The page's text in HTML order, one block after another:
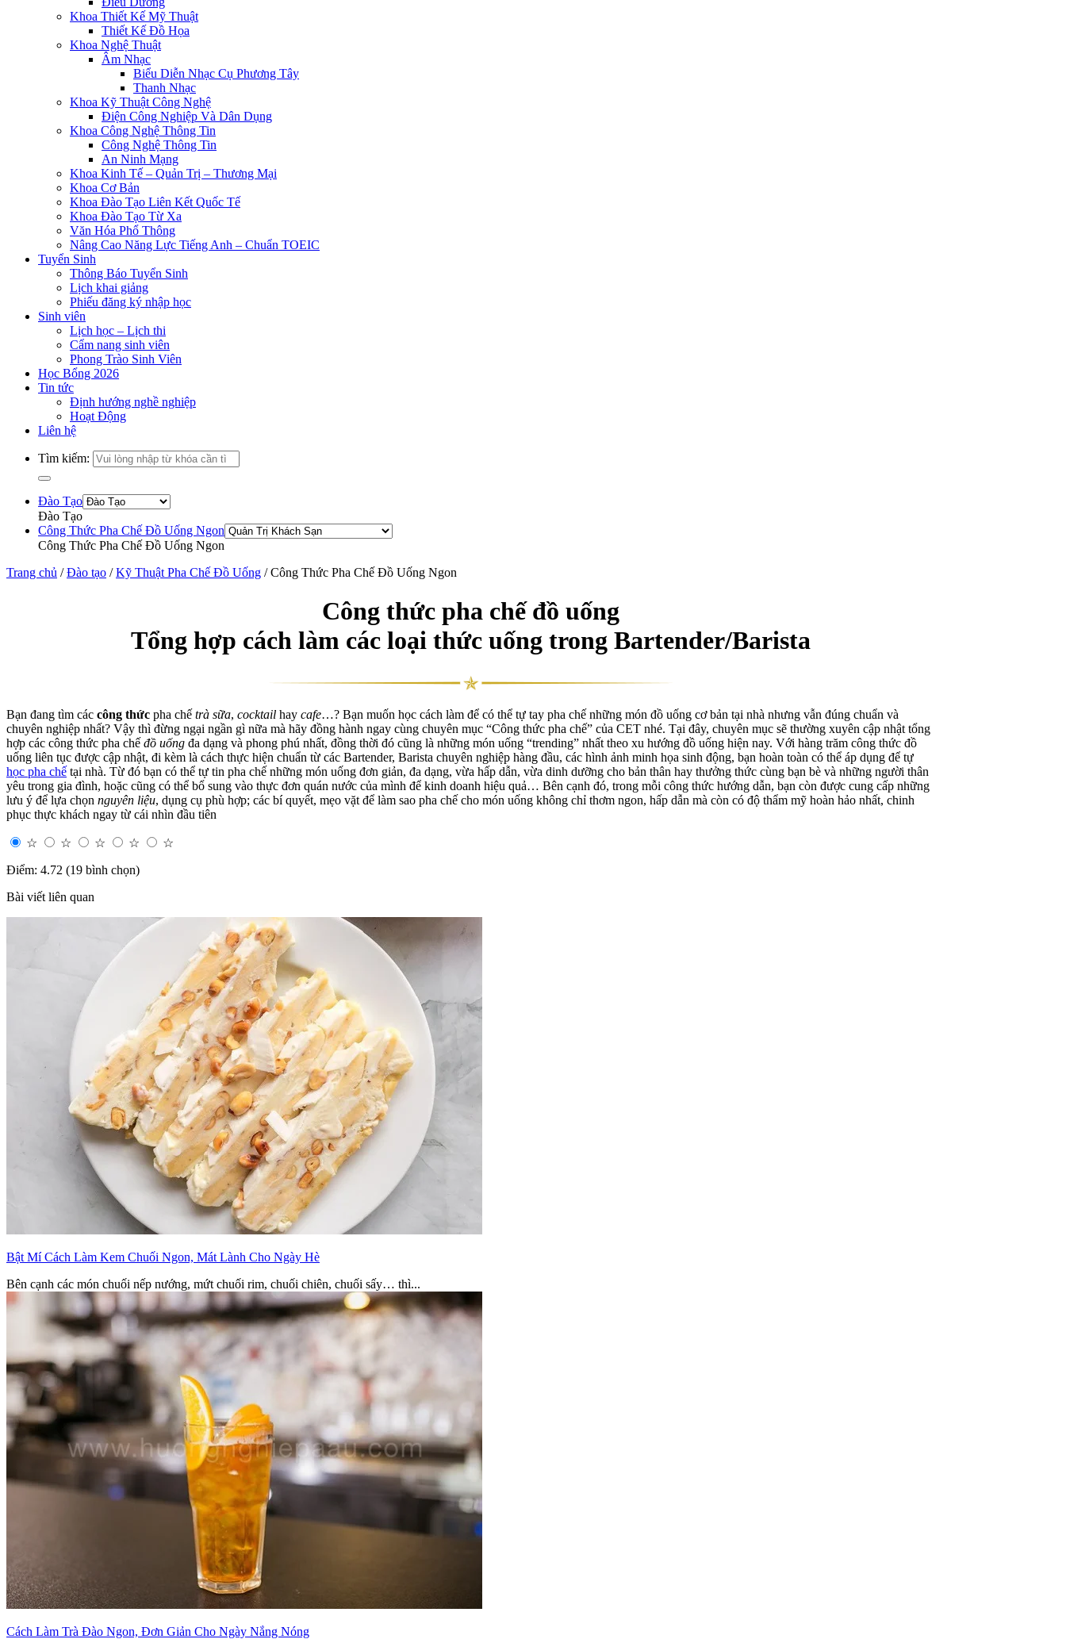
Khoa Thiết Kế Mỹ Thuật
Thiết Kế Đồ Họa
Khoa Nghệ Thuật
Âm Nhạc
Biểu Diễn Nhạc Cụ Phương Tây
Thanh Nhạc
Khoa Kỹ Thuật Công Nghệ
Điện Công Nghiệp Và Dân Dụng
Khoa Công Nghệ Thông Tin
Công Nghệ Thông Tin
An Ninh Mạng
Khoa Kinh Tế – Quản Trị – Thương Mại
Khoa Cơ Bản
Khoa Đào Tạo Liên Kết Quốc Tế
Khoa Đào Tạo Từ Xa
Văn Hóa Phổ Thông
Nâng Cao Năng Lực Tiếng Anh – Chuẩn TOEIC
Tuyển Sinh
Thông Báo Tuyển Sinh
Lịch khai giảng
Phiếu đăng ký nhập học
Sinh viên
Lịch học – Lịch thi
Cẩm nang sinh viên
Phong Trào Sinh Viên
Học Bổng 2026
Tin tức
Định hướng nghề nghiệp
Hoạt Động
Liên hệ
Tìm kiếm:
Đào Tạo
Đào Tạo
Công Thức Pha Chế Đồ Uống Ngon
Công Thức Pha Chế Đồ Uống Ngon
Trang chủ / Đào tạo / Kỹ Thuật Pha Chế Đồ Uống / Công Thức Pha Chế Đồ Uống Ngon
Công thức pha chế đồ uống
Tổng hợp cách làm các loại thức uống trong Bartender/Barista
Bạn đang tìm các công thức pha chế trà sữa, cocktail hay cafe…? Bạn muốn học cách làm để có thể tự tay pha chế những món đồ uống cơ bản tại nhà nhưng vẫn đúng chuẩn và
chuyên nghiệp nhất? Vậy thì đừng ngại ngần gì nữa mà hãy đồng hành ngay cùng chuyên mục “Công thức pha chế” của CET nhé. Tại đây, chuyên mục sẽ thường xuyên cập nhật tổng
hợp các công thức pha chế đồ uống đa dạng và phong phú nhất, đồng thời đó cũng là những món uống “trending” nhất theo xu hướng đồ uống hiện nay. Với hàng trăm công thức đồ
uống liên tục được cập nhật, đi kèm là cách thực hiện chuẩn từ các Bartender, Barista chuyên nghiệp hàng đầu, các hình ảnh minh họa sinh động, bạn hoàn toàn có thể áp dụng để tự
học pha chế tại nhà. Từ đó bạn có thể tự tin pha chế những món uống đơn giản, đa dạng, vừa hấp dẫn, vừa dinh dưỡng cho bản thân hay thưởng thức cùng bạn bè và những người thân
yêu trong gia đình, hoặc cũng có thể bổ sung vào thực đơn quán nước của mình để kinh doanh hiệu quả… Bên cạnh đó, trong mỗi công thức hướng dẫn, bạn còn được cung cấp những
lưu ý để lựa chọn nguyên liệu, dụng cụ phù hợp; các bí quyết, mẹo vặt để làm sao pha chế cho món uống không chỉ thơm ngon, hấp dẫn mà còn có độ thẩm mỹ hoàn hảo nhất, chinh
phục thực khách ngay từ cái nhìn đầu tiên
☆ ☆ ☆ ☆
☆
Điểm: 4.72 (19 bình chọn)
Bài viết liên quan
Bật Mí Cách Làm Kem Chuối Ngon, Mát Lành Cho Ngày Hè
Bên cạnh các món chuối nếp nướng, mứt chuối rim, chuối chiên, chuối sấy… thì...
Cách Làm Trà Đào Ngon, Đơn Giản Cho Ngày Nắng Nóng